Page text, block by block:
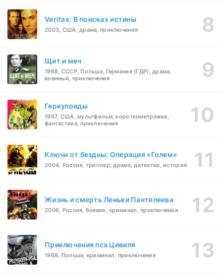
Veritas: В поисках истины
2003, США, драма, приключения
Щит и меч
1968, СССР, Польша, Германия (ГДР), драма,
военный, приключения
Геркулоиды
1967, США, мультфильм, короткометражка,
фантастика, приключения
Ключи от бездны: Операция «Голем»
2004, Россия, триллер, драма, детектив, история
Жизнь и смерть Леньки Пантелеева
2006, Россия, боевик, криминал, приключения
Приключения пса Цивиля
1968, Польша, криминал, приключения